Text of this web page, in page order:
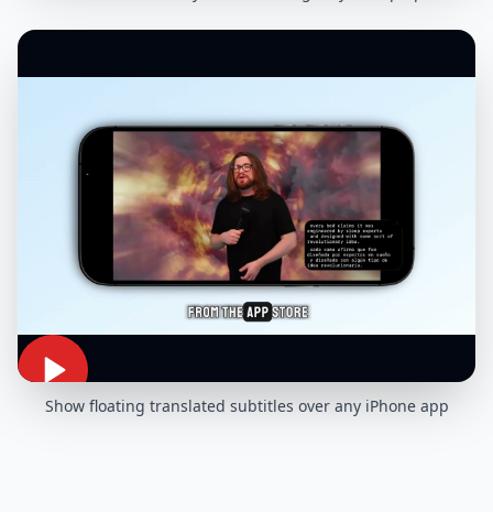
Show floating translated subtitles over any iPhone app